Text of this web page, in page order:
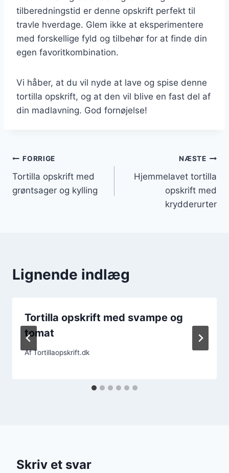
tilberedningstid er denne opskrift perfekt til
travle hverdage. Glem ikke at eksperimentere
med forskellige fyld og tilbehør for at finde din
egen favoritkombination.
Vi håber, at du vil nyde at lave og spise denne
tortilla opskrift, og at den vil blive en fast del af
din madlavning. God fornøjelse!
Indlægsnavigation
FORRIGE
Tortilla opskrift med
grøntsager og kylling
NÆSTE
Hjemmelavet tortilla
opskrift med
krydderurter
Lignende indlæg
Tortilla opskrift med svampe og
tomat
AfTortillaopskrift.dk
Skriv et svar